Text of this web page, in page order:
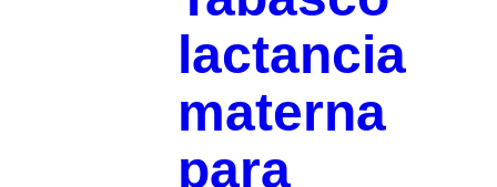
lactancia
materna
para